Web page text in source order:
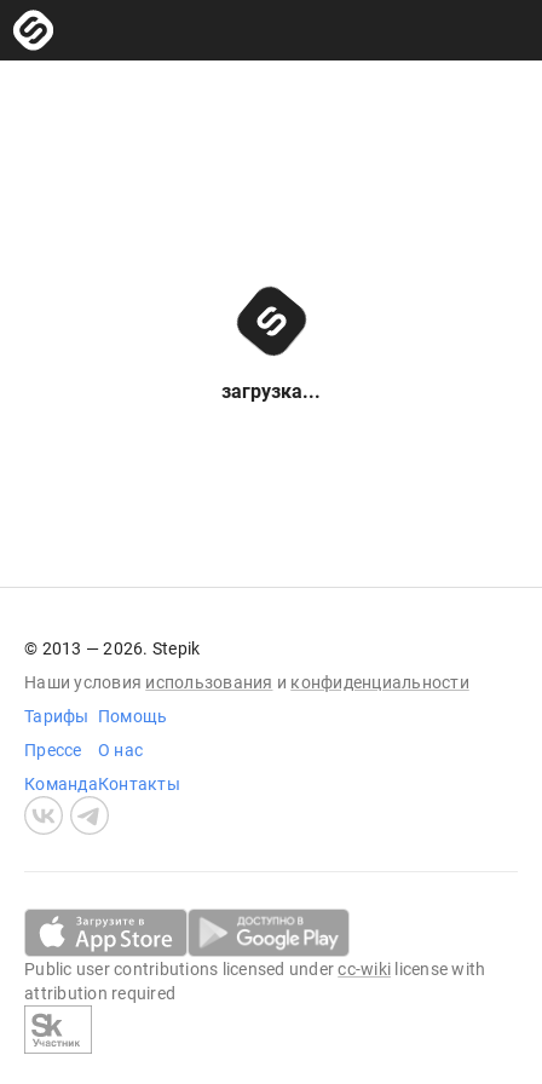
загрузка...
© 2013 — 2026. Stepik
Наши условия использования и конфиденциальности
Тарифы
Прессе
Команда
Помощь
О нас
Контакты
Public user contributions licensed undercc-wiki license with
attribution required